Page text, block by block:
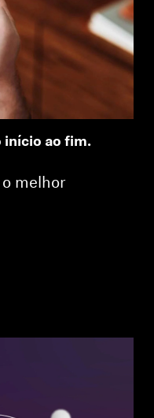
início ao fim.
melhor